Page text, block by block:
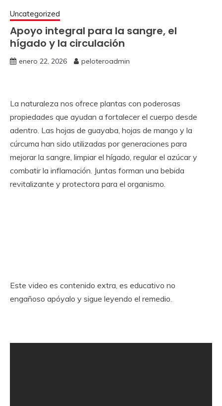
Uncategorized
Apoyo integral para la sangre, el
hígado y la circulación
enero 22, 2026 peloteroadmin
La naturaleza nos ofrece plantas con poderosas
propiedades que ayudan a fortalecer el cuerpo desde
adentro. Las hojas de guayaba, hojas de mango y la
cúrcuma han sido utilizadas por generaciones para
mejorar la sangre, limpiar el hígado, regular el azúcar y
combatir la inflamación. Juntas forman una bebida
revitalizante y protectora para el organismo.
Este video es contenido extra, es educativo no
engañoso apóyalo y sigue leyendo el remedio.